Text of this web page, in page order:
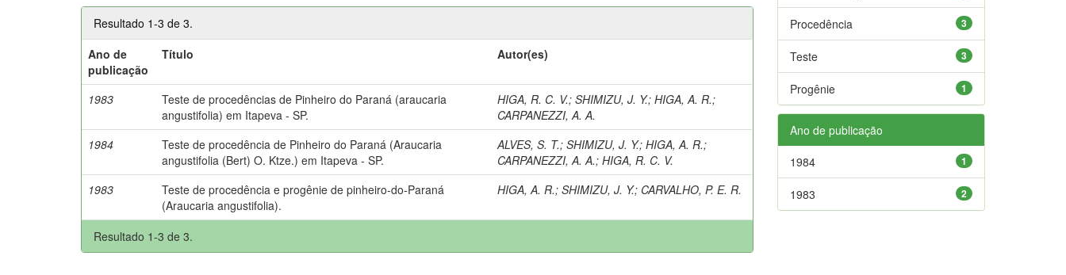
Resultado 1-3 de 3.
Ano de
publicação
Título Autor(es)
1983
Teste de procedências de Pinheiro do Paraná (araucaria
angustifolia) em Itapeva - SP.
HIGA, R. C. V.;SHIMIZU, J. Y.;HIGA, A. R.;
CARPANEZZI, A. A.
1984
Teste de procedência de Pinheiro do Paraná (Araucaria
angustifolia (Bert) O. Ktze.) em Itapeva - SP.
ALVES, S. T.;SHIMIZU, J. Y.;HIGA, A. R.;
CARPANEZZI, A. A.;HIGA, R. C. V.
1983
Teste de procedência e progênie de pinheiro-do-Paraná
(Araucaria angustifolia).
HIGA, A. R.;SHIMIZU, J. Y.; CARVALHO, P. E. R.
Resultado 1-3 de 3.
3
Procedência
3
Teste
1
Progênie
Ano de publicação
1
1984
2
1983